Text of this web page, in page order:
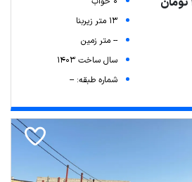
13 متر زیربنا
-- متر زمین
سال ساخت 1403
شماره طبقه: --